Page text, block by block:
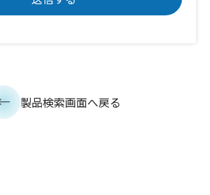
製品検索画面へ戻る